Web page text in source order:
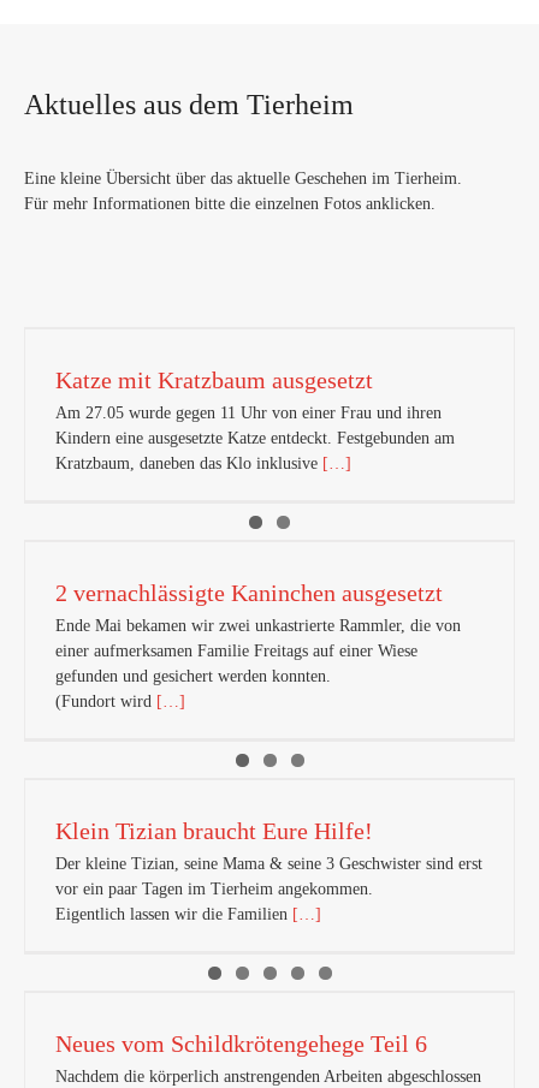
Aktuelles aus dem Tierheim
Eine kleine Übersicht über das aktuelle Geschehen im Tierheim.
Für mehr Informationen bitte die einzelnen Fotos anklicken.
Katze mit Kratzbaum ausgesetzt
Am 27.05 wurde gegen 11 Uhr von einer Frau und ihren
Kindern eine ausgesetzte Katze entdeckt. Festgebunden am
Kratzbaum, daneben das Klo inklusive […]
2 vernachlässigte Kaninchen ausgesetzt
Ende Mai bekamen wir zwei unkastrierte Rammler, die von
einer aufmerksamen Familie Freitags auf einer Wiese
gefunden und gesichert werden konnten.
(Fundort wird […]
Klein Tizian braucht Eure Hilfe!
Der kleine Tizian, seine Mama & seine 3 Geschwister sind erst
vor ein paar Tagen im Tierheim angekommen.
Eigentlich lassen wir die Familien […]
Neues vom Schildkrötengehege Teil 6
Nachdem die körperlich anstrengenden Arbeiten abgeschlossen